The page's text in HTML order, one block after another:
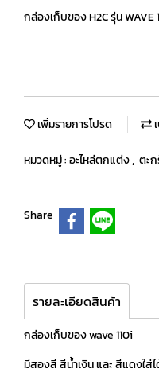
กล่องเก็บของ H2C รุ่น WAVE
เพิ่มรายการโปรด
หมวดหมู่ :อะไหล่ตกแต่ง, ตะ
Share
รายละเอียดสินค้า
กล่องเก็บของ wave 110i
มีสองสี สีน้ำเงิน และ สีแดงใส่